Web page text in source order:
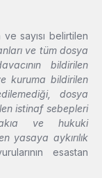
sayısı belirtilen
ve tüm dosya
bildirilen
kuruma bildirilen
dosya
istinaf sebepleri
ve hukuki
yasaya aykırılık
esastan